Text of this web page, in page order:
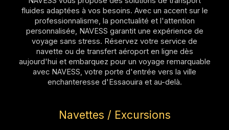
fluides adaptées à vos besoins. Avec un accent sur le
professionnalisme, la ponctualité et l'attention
personnalisée, NAVESS garantit une expérience de
voyage sans stress. Réservez votre service de
navette ou de transfert aéroport en ligne dès
aujourd'hui et embarquez pour un voyage remarquable
avec NAVESS, votre porte d'entrée vers la ville
enchanteresse d'Essaouira et au-delà.
Navettes / Excursions